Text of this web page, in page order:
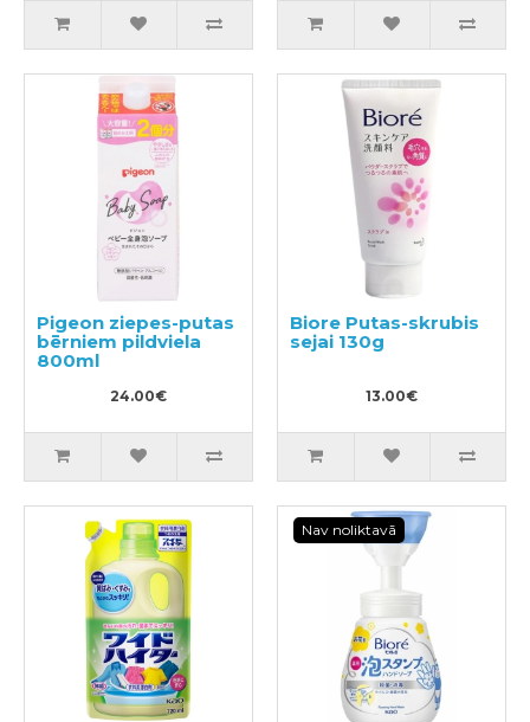
Pigeon ziepes-putas
bērniem pildviela
800ml
24.00€
Biore Putas-skrubis
sejai 130g
13.00€
Nav noliktavā